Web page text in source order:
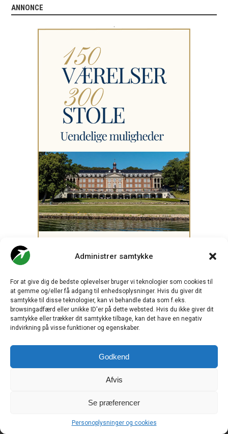
Administrer samtykke
For at give dig de bedste oplevelser bruger vi teknologier som cookies til
at gemme og/eller få adgang til enhedsoplysninger. Hvis du giver dit
samtykke til disse teknologier, kan vi behandle data som f.eks.
browsingadfærd eller unikke ID'er på dette websted. Hvis du ikke giver dit
samtykke eller trækker dit samtykke tilbage, kan det have en negativ
indvirkning på visse funktioner og egenskaber.
Godkend
Afvis
Se præferencer
Personoplysninger og cookies
ANNONCE
er Skandinaviens førende digitale branchemedie
Travelmedia Nordic ApS.
Ansvarshavende redaktør: